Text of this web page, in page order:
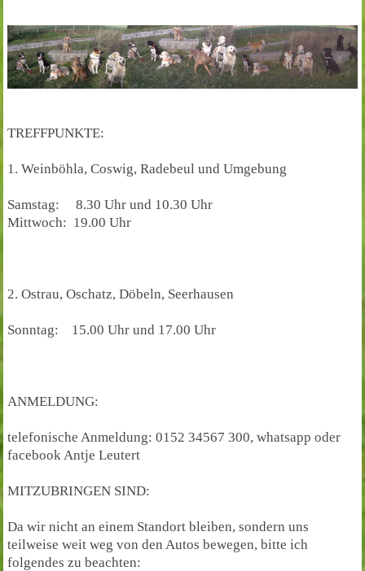
TREFFPUNKTE:
1. Weinböhla, Coswig, Radebeul und Umgebung
Samstag: 8.30 Uhr und 10.30 Uhr
Mittwoch: 19.00 Uhr
2. Ostrau, Oschatz, Döbeln, Seerhausen
Sonntag: 15.00 Uhr und 17.00 Uhr
ANMELDUNG:
telefonische Anmeldung: 0152 34567 300, whatsapp oder
facebook Antje Leutert
MITZUBRINGEN SIND:
Da wir nicht an einem Standort bleiben, sondern uns
teilweise weit weg von den Autos bewegen, bitte ich
folgendes zu beachten: